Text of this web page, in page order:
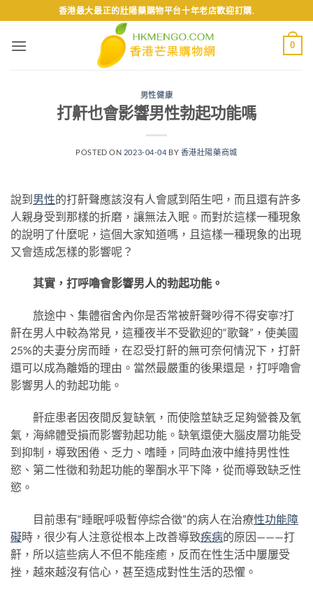
to
content
香港最大最正的壯陽藥購物平台十年老店歡迎訂購.
0
男性健康
打鼾也會影響男性勃起功能嗎
POSTED ON 2023-04-04 BY 香港壯陽藥商城
說到男性的打鼾聲應該沒有人會感到陌生吧，而且還有許多
人親身受到那樣的折磨，讓無法入眠。而對於這樣一種現象
的說明了什麼呢，這個大家知道嗎，且這樣一種現象的出現
又會造成怎樣的影響呢？
其實，打呼嚕會影響男人的勃起功能。
旅途中、集體宿舍內你是否常被鼾聲吵得不得安寧?打
鼾在男人中較為常見，這種夜半不受歡迎的“歌聲”，使美國
25%的夫妻分房而睡，在忍受打鼾的無可奈何情況下，打鼾
還可以成為離婚的理由。當然最嚴重的後果還是，打呼嚕會
影響男人的勃起功能。
鼾症患者因夜間反复缺氧，而使陰莖缺乏足夠營養及氧
氣，海綿體受損而影響勃起功能。缺氧還使大腦皮層功能受
到抑制，導致困倦、乏力、嗜睡，同時血液中維持男性性
慾、第二性徵和勃起功能的睾酮水平下降，從而導致缺乏性
慾。
目前患有“睡眠呼吸暫停綜合徵”的病人在治療性功能障
礙時，很少有人注意從根本上改善導致疾病的原因———打
鼾，所以這些病人不但不能痊癒，反而在性生活中屢屢受
挫，越來越沒有信心，甚至造成對性生活的恐懼。